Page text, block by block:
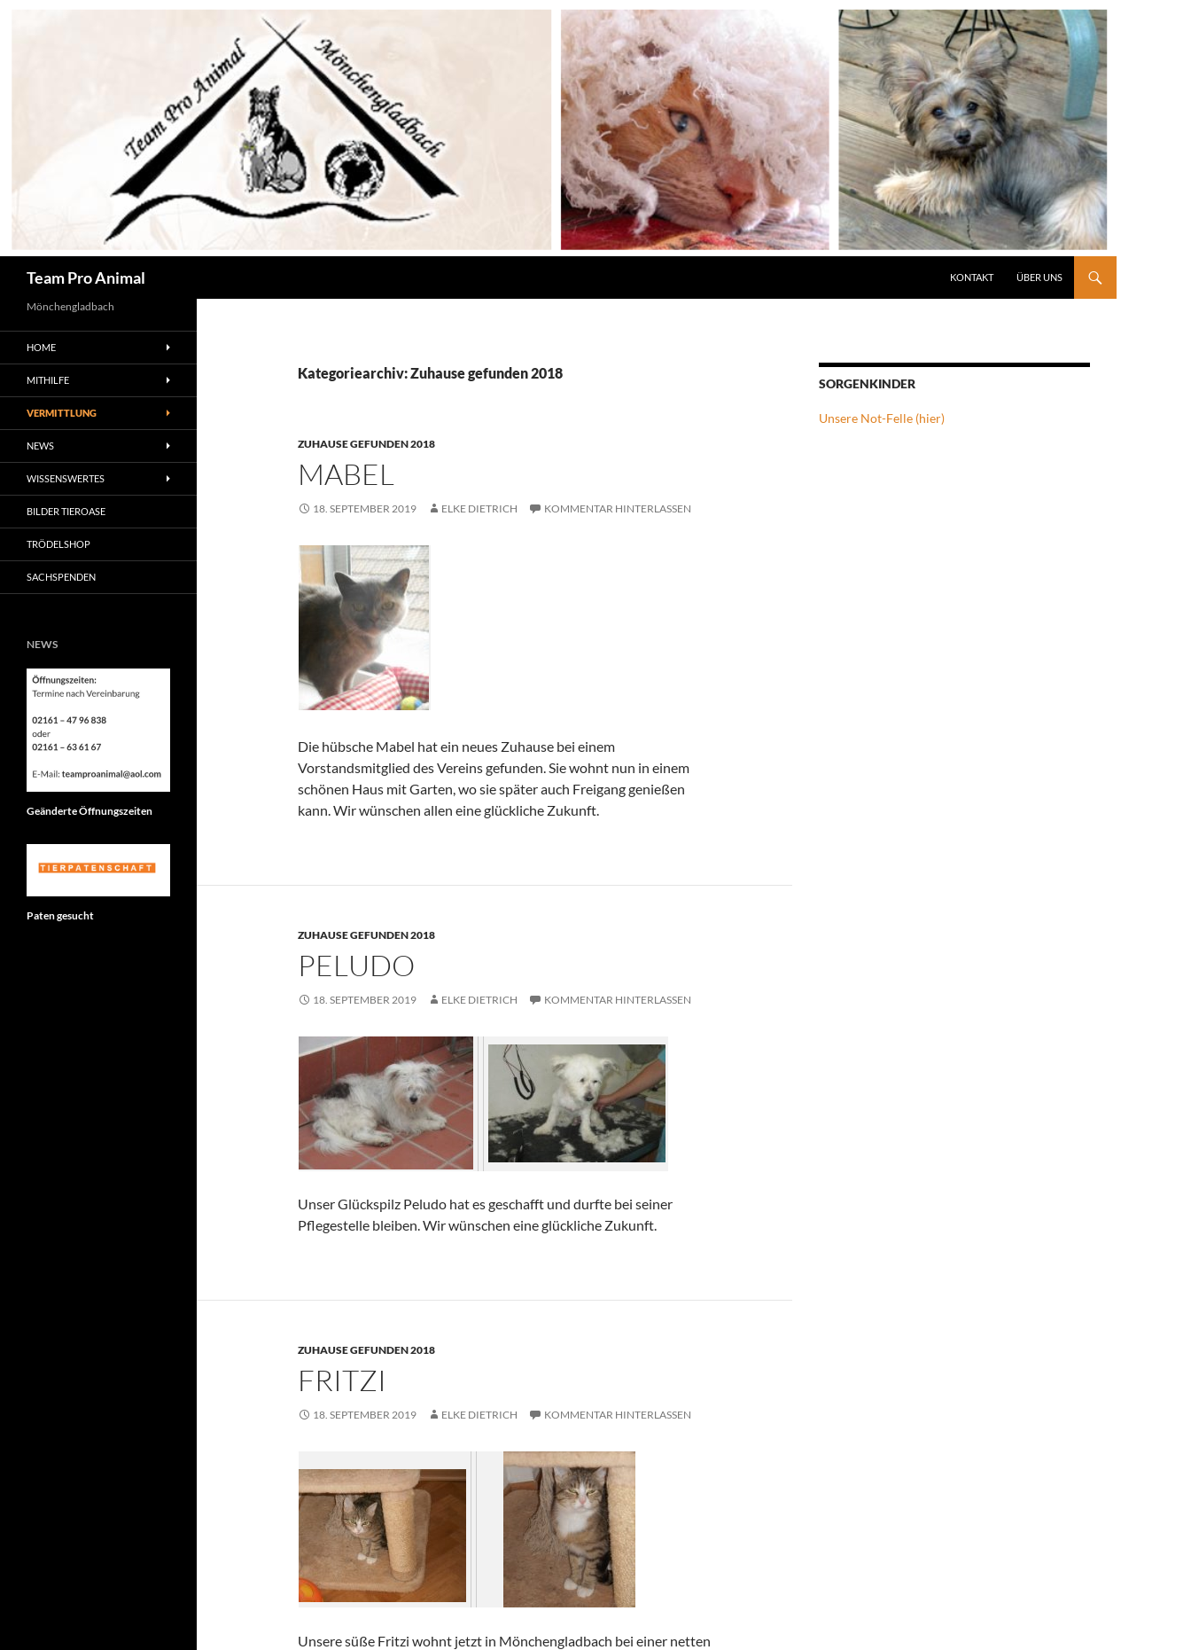
Team Pro Animal KONTAKT ÜBER UNS
Kategoriearchiv: Zuhause gefunden 2018
ZUHAUSE GEFUNDEN 2018
MABEL
18. SEPTEMBER 2019 ELKE DIETRICH KOMMENTAR HINTERLASSEN
Die hübsche Mabel hat ein neues Zuhause bei einem
Vorstandsmitglied des Vereins gefunden. Sie wohnt nun in einem
schönen Haus mit Garten, wo sie später auch Freigang genießen
kann. Wir wünschen allen eine glückliche Zukunft.
ZUHAUSE GEFUNDEN 2018
PELUDO
18. SEPTEMBER 2019 ELKE DIETRICH KOMMENTAR HINTERLASSEN
Unser Glückspilz Peludo hat es geschafft und durfte bei seiner
Pflegestelle bleiben. Wir wünschen eine glückliche Zukunft.
ZUHAUSE GEFUNDEN 2018
FRITZI
18. SEPTEMBER 2019 ELKE DIETRICH KOMMENTAR HINTERLASSEN
Unsere süße Fritzi wohnt jetzt in Mönchengladbach bei einer netten
SORGENKINDER
Unsere Not-Felle (hier)
Mönchengladbach
HOME
MITHILFE
VERMITTLUNG
NEWS
WISSENSWERTES
BILDER TIEROASE
TRÖDELSHOP
SACHSPENDEN
NEWS
Geänderte Öffnungszeiten
Paten gesucht